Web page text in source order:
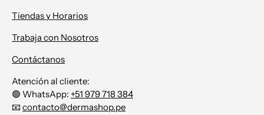
Tiendas y Horarios
Trabaja con Nosotros
Contáctanos
Atención al cliente:
🟢 WhatsApp: +51 979 718 384
📧 contacto@dermashop.pe